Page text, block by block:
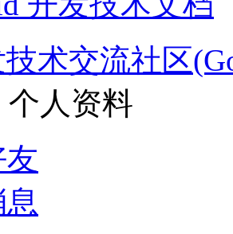
术交流社区
个人资料